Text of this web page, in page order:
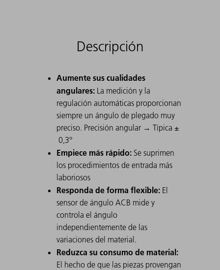
Descripción
Aumente sus cualidades
angulares:La medición y la
regulación automáticas proporcionan
siempre un ángulo de plegado muy
preciso. Precisión angular → Típica ±
0,3°
Empiece más rápido:Se suprimen
los procedimientos de entrada más
laboriosos
Responda de forma flexible:El
sensor de ángulo ACB mide y
controla el ángulo
independientemente de las
variaciones del material.
Reduzca su consumo de material:
El hecho de que las piezas provengan